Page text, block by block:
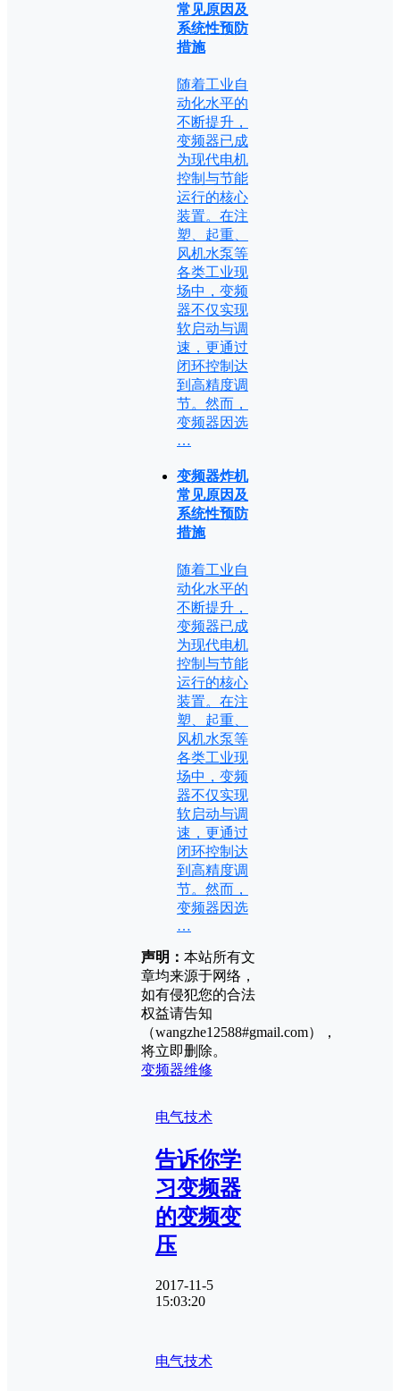
常见原因及
系统性预防
措施
随着工业自
动化水平的
不断提升，
变频器已成
为现代电机
控制与节能
运行的核心
装置。在注
塑、起重、
风机水泵等
各类工业现
场中，变频
器不仅实现
软启动与调
速，更通过
闭环控制达
到高精度调
节。然而，
变频器因选
…
变频器炸机
常见原因及
系统性预防
措施
随着工业自
动化水平的
不断提升，
变频器已成
为现代电机
控制与节能
运行的核心
装置。在注
塑、起重、
风机水泵等
各类工业现
场中，变频
器不仅实现
软启动与调
速，更通过
闭环控制达
到高精度调
节。然而，
变频器因选
…
声明： 本站所有文
章均来源于网络，
如有侵犯您的合法
权益请告知
（wangzhe12588#gmail.com），
将立即删除。
变频器维修
电气技术
告诉你学
习变频器
的变频变
压
2017-11-5
15:03:20
电气技术